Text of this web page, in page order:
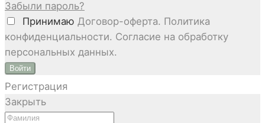
Забыли пароль?
Принимаю Договор-оферта. Политика
конфиденциальности. Согласие на обработку
персональных данных.
Войти
Регистрация
Закрыть